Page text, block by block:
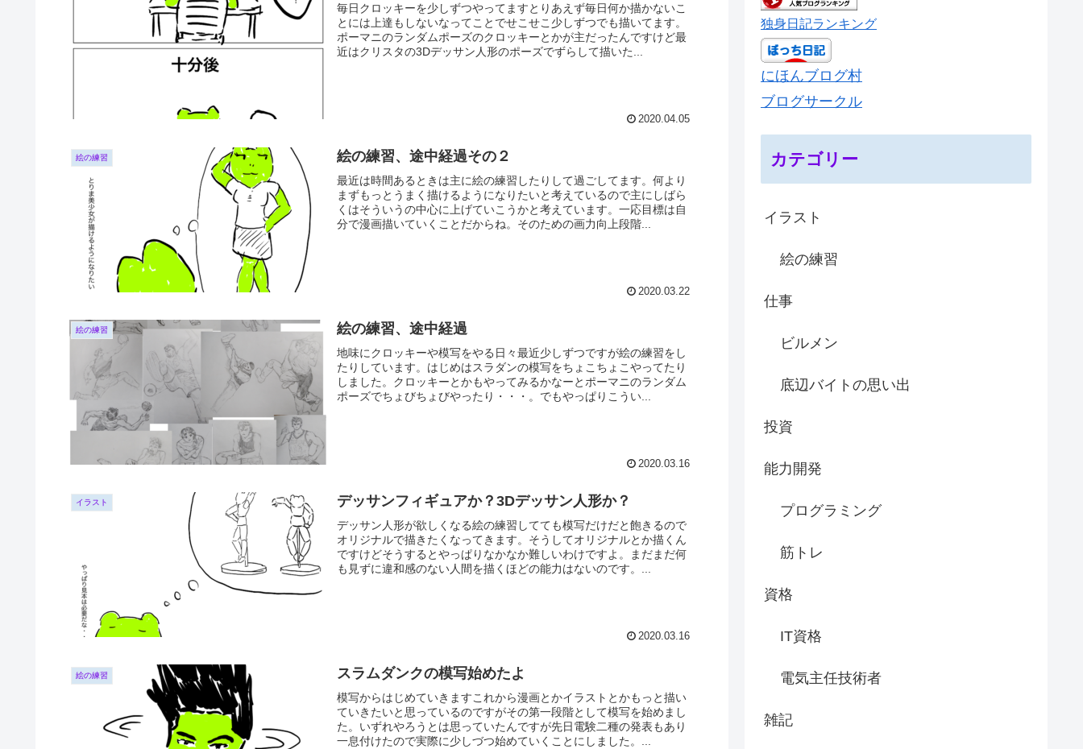
毎日クロッキーを少しずつやってますとりあえず毎日何か描かないこ
とには上達もしないなってことでせこせこ少しずつでも描いてます。
ポーマニのランダムポーズのクロッキーとかが主だったんですけど最
近はクリスタの3Dデッサン人形のポーズでずらして描いた...
2020.04.05
絵の練習 絵の練習、途中経過その２
最近は時間あるときは主に絵の練習したりして過ごしてます。何より
まずもっとうまく描けるようになりたいと考えているので主にしばら
くはそういうの中心に上げていこうかと考えています。一応目標は自
分で漫画描いていくことだからね。そのための画力向上段階...
2020.03.22
絵の練習 絵の練習、途中経過
地味にクロッキーや模写をやる日々最近少しずつですが絵の練習をし
たりしています。はじめはスラダンの模写をちょこちょこやってたり
しました。クロッキーとかもやってみるかなーとポーマニのランダム
ポーズでちょびちょびやったり・・・。でもやっぱりこうい...
2020.03.16
イラスト デッサンフィギュアか？3Dデッサン人形か？
デッサン人形が欲しくなる絵の練習してても模写だけだと飽きるので
オリジナルで描きたくなってきます。そうしてオリジナルとか描くん
ですけどそうするとやっぱりなかなか難しいわけですよ。まだまだ何
も見ずに違和感のない人間を描くほどの能力はないのです。...
2020.03.16
絵の練習 スラムダンクの模写始めたよ
模写からはじめていきますこれから漫画とかイラストとかもっと描い
ていきたいと思っているのですがその第一段階として模写を始めまし
た。いずれやろうとは思っていたんですが先日電験二種の発表もあり
一息付けたので実際に少しづつ始めていくことにしました。...
独身日記ランキング
にほんブログ村
ブログサークル
カテゴリー
イラスト
絵の練習
仕事
ビルメン
底辺バイトの思い出
投資
能力開発
プログラミング
筋トレ
資格
IT資格
電気主任技術者
雑記